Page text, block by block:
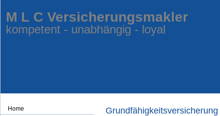
M L C Ver­sicherungs­makler
kompetent - unabhängig - loyal
Home
Grundfähigkeitsversicherung